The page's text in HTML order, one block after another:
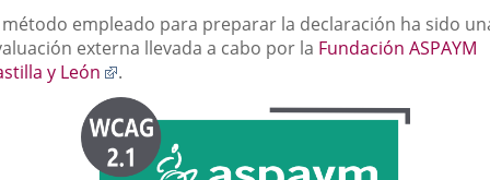
método empleado para preparar la declaración ha sido
externa llevada a cabo por la Fundación ASPAYM
y León
Enlace
a
una
aplicación
externa.
.